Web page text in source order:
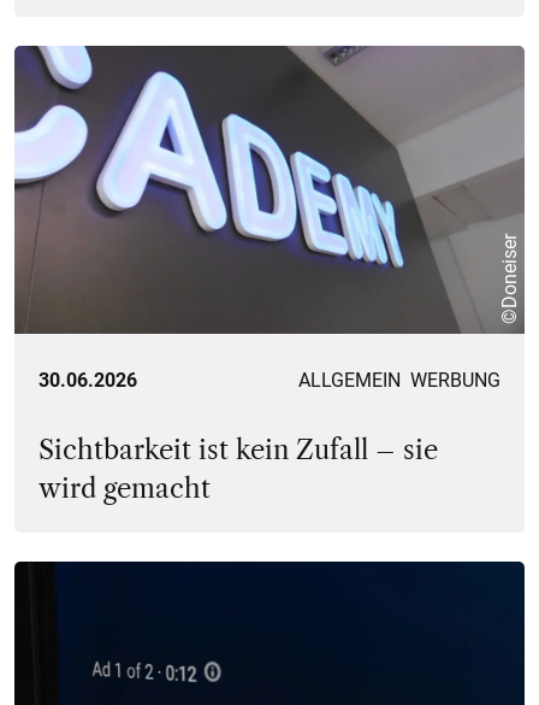
©Doneiser
30.06.2026 ALLGEMEIN WERBUNG
Sichtbarkeit ist kein Zufall – sie
wird gemacht